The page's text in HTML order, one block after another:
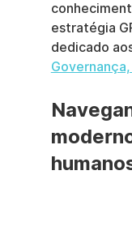
estratégia
dedicado